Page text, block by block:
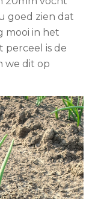
goed zien dat
mooi in het
perceel is de
we dit op